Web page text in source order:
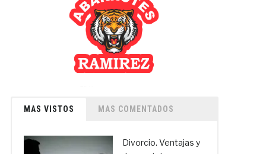
MAS VISTOS MAS COMENTADOS
Divorcio. Ventajas y